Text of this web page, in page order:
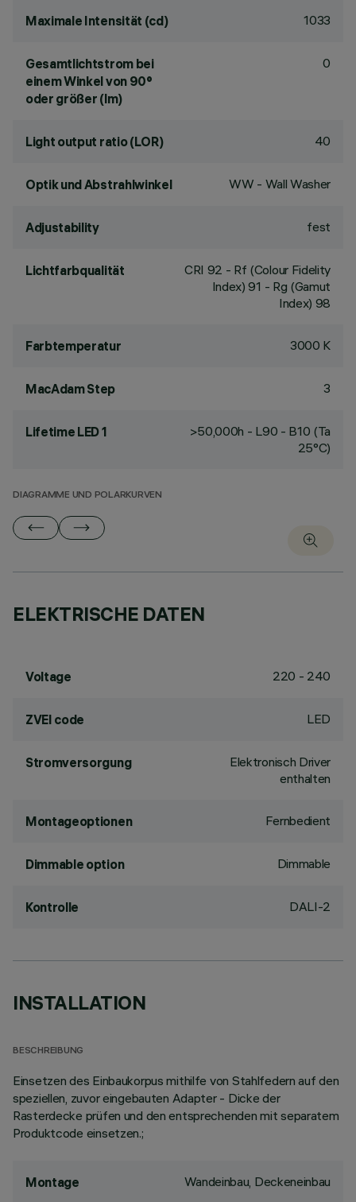
Maximale Intensität (cd) 1033
Gesamtlichtstrom bei
einem Winkel von 90°
oder größer (lm)
0
Light output ratio (LOR) 40
Optik und Abstrahlwinkel WW - Wall Washer
Adjustability fest
Lichtfarbqualität CRI 92 - Rf (Colour Fidelity
Index) 91 - Rg (Gamut
Index) 98
Farbtemperatur 3000 K
MacAdam Step 3
Lifetime LED 1
>50,000h - L90 - B10 (Ta
25°C)
DIAGRAMME UND POLARKURVEN
ELEKTRISCHE DATEN
Voltage 220 - 240
ZVEI code LED
Stromversorgung
Elektronisch Driver
enthalten
Montageoptionen Fernbedient
Dimmable option Dimmable
Kontrolle DALI-2
INSTALLATION
BESCHREIBUNG
Einsetzen des Einbaukorpus mithilfe von Stahlfedern auf den
speziellen, zuvor eingebauten Adapter - Dicke der
Rasterdecke prüfen und den entsprechenden mit separatem
Produktcode einsetzen.;
Montage Wandeinbau, Deckeneinbau